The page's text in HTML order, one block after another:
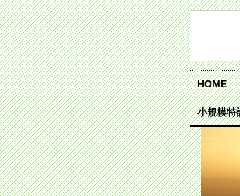
HOME
小規模特